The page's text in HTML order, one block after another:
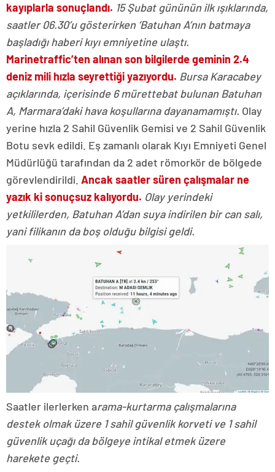
kayıplarla sonuçlandı. 15 Şubat gününün ilk ışıklarında,
saatler 06.30’u gösterirken ‘Batuhan A’nın batmaya
başladığı haberi kıyı emniyetine ulaştı.
Marinetraffic’ten alınan son bilgilerde geminin 2.4
deniz mili hızla seyrettiği yazıyordu. Bursa Karacabey
açıklarında, içerisinde 6 mürettebat bulunan Batuhan
A, Marmara’daki hava koşullarına dayanamamıştı. Olay
yerine hızla 2 Sahil Güvenlik Gemisi ve 2 Sahil Güvenlik
Botu sevk edildi. Eş zamanlı olarak Kıyı Emniyeti Genel
Müdürlüğü tarafından da 2 adet römorkör de bölgede
görevlendirildi. Ancak saatler süren çalışmalar ne
yazık ki sonuçsuz kalıyordu. Olay yerindeki
yetkililerden, Batuhan A’dan suya indirilen bir can salı,
yani filikanın da boş olduğu bilgisi geldi.
Saatler ilerlerken arama-kurtarma çalışmalarına
destek olmak üzere 1 sahil güvenlik korveti ve 1 sahil
güvenlik uçağı da bölgeye intikal etmek üzere
harekete geçti.